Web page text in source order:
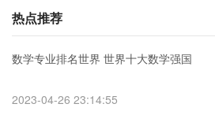
热点推荐
数学专业排名世界 世界十大数学强国
2023-04-26 23:14:55